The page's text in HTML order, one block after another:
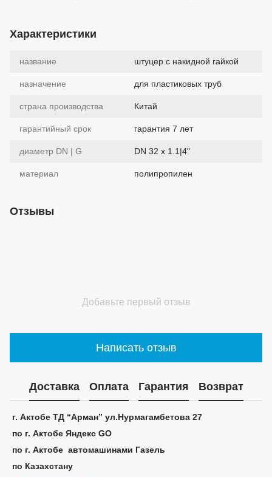
Характеристики
название штуцер с накидной гайкой
назначение для пластиковых труб
страна производства Китай
гарантийный срок гарантия 7 лет
диаметр DN | G DN 32 х 1.1|4"
материал полипропилен
Отзывы
Добавьте первый отзыв
Написать отзыв
Доставка Оплата Гарантия Возврат
г. Актобе ТД “Арман” ул.Нурмагамбетова 27
по г. Актобе Яндекс GO
по г. Актобе автомашинами Газель
по Казахстану